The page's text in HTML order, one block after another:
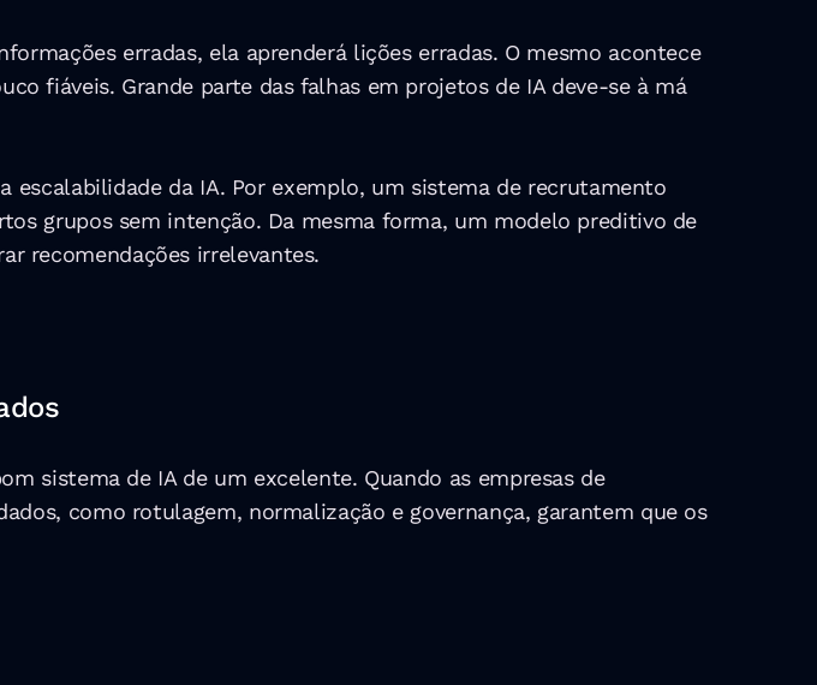
erradas, ela aprenderá lições erradas. O mesmo acontece
fiáveis. Grande parte das falhas em projetos de IA deve-se à má
escalabilidade da IA. Por exemplo, um sistema de recrutamento
grupos sem intenção. Da mesma forma, um modelo preditivo de
recomendações irrelevantes.
sistema de IA de um excelente. Quando as empresas de
como rotulagem, normalização e governança, garantem que os